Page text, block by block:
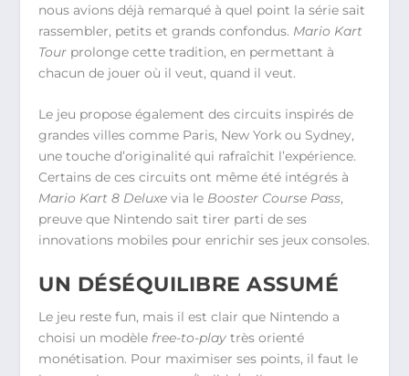
nous avions déjà remarqué à quel point la série sait
rassembler, petits et grands confondus. Mario Kart
Tour prolonge cette tradition, en permettant à
chacun de jouer où il veut, quand il veut.
Le jeu propose également des circuits inspirés de
grandes villes comme Paris, New York ou Sydney,
une touche d’originalité qui rafraîchit l’expérience.
Certains de ces circuits ont même été intégrés à
Mario Kart 8 Deluxe via le Booster Course Pass,
preuve que Nintendo sait tirer parti de ses
innovations mobiles pour enrichir ses jeux consoles.
UN DÉSÉQUILIBRE ASSUMÉ
Le jeu reste fun, mais il est clair que Nintendo a
choisi un modèle free-to-play très orienté
monétisation. Pour maximiser ses points, il faut le